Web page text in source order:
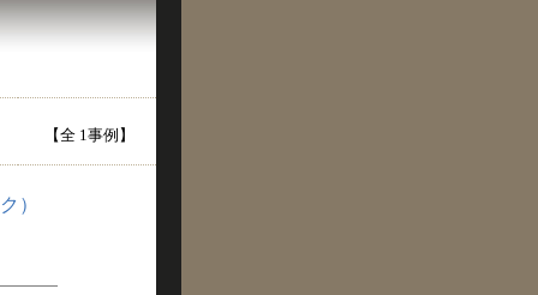
【全 1事例】
）